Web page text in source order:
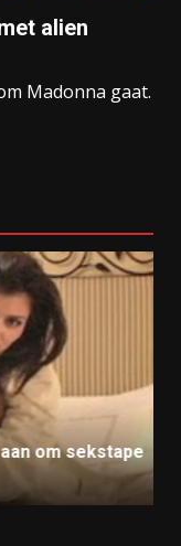
alien
Madonna gaat.
sekstape